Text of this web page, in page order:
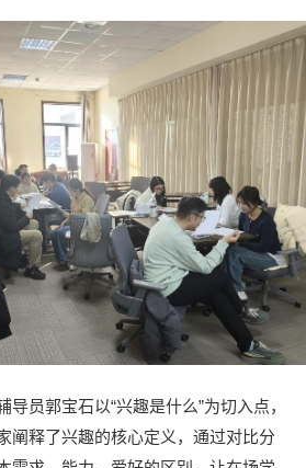
导员郭宝石以“兴趣是什么”为切入点，
阐释了兴趣的核心定义，通过对比分